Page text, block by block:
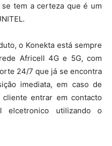
tem a certeza que é um
o Konekta está sempre
Africell 4G e 5G, com
24/7 que já se encontra
imediata, em caso de
entrar em contacto
utilizando o